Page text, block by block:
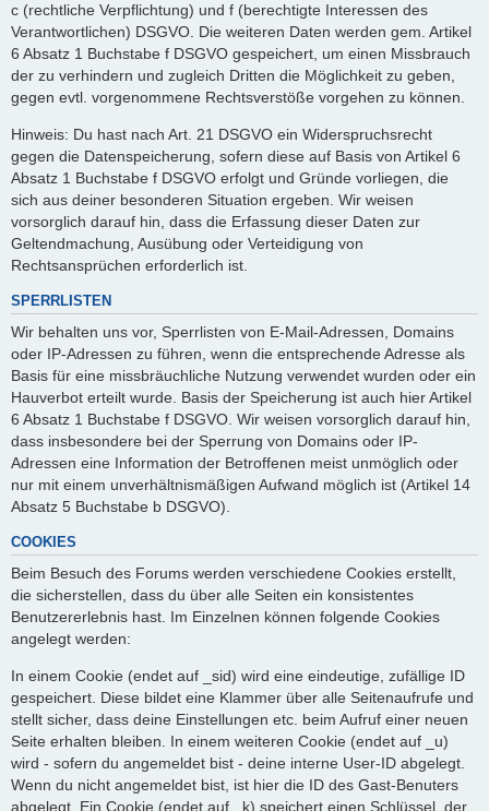
c (rechtliche Verpflichtung) und f (berechtigte Interessen des
Verantwortlichen) DSGVO. Die weiteren Daten werden gem. Artikel
6 Absatz 1 Buchstabe f DSGVO gespeichert, um einen Missbrauch
der zu verhindern und zugleich Dritten die Möglichkeit zu geben,
gegen evtl. vorgenommene Rechtsverstöße vorgehen zu können.
Hinweis: Du hast nach Art. 21 DSGVO ein Widerspruchsrecht
gegen die Datenspeicherung, sofern diese auf Basis von Artikel 6
Absatz 1 Buchstabe f DSGVO erfolgt und Gründe vorliegen, die
sich aus deiner besonderen Situation ergeben. Wir weisen
vorsorglich darauf hin, dass die Erfassung dieser Daten zur
Geltendmachung, Ausübung oder Verteidigung von
Rechtsansprüchen erforderlich ist.
SPERRLISTEN
Wir behalten uns vor, Sperrlisten von E-Mail-Adressen, Domains
oder IP-Adressen zu führen, wenn die entsprechende Adresse als
Basis für eine missbräuchliche Nutzung verwendet wurden oder ein
Hauverbot erteilt wurde. Basis der Speicherung ist auch hier Artikel
6 Absatz 1 Buchstabe f DSGVO. Wir weisen vorsorglich darauf hin,
dass insbesondere bei der Sperrung von Domains oder IP-
Adressen eine Information der Betroffenen meist unmöglich oder
nur mit einem unverhältnismäßigen Aufwand möglich ist (Artikel 14
Absatz 5 Buchstabe b DSGVO).
COOKIES
Beim Besuch des Forums werden verschiedene Cookies erstellt,
die sicherstellen, dass du über alle Seiten ein konsistentes
Benutzererlebnis hast. Im Einzelnen können folgende Cookies
angelegt werden:
In einem Cookie (endet auf _sid) wird eine eindeutige, zufällige ID
gespeichert. Diese bildet eine Klammer über alle Seitenaufrufe und
stellt sicher, dass deine Einstellungen etc. beim Aufruf einer neuen
Seite erhalten bleiben. In einem weiteren Cookie (endet auf _u)
wird - sofern du angemeldet bist - deine interne User-ID abgelegt.
Wenn du nicht angemeldet bist, ist hier die ID des Gast-Benuters
abgelegt. Ein Cookie (endet auf _k) speichert einen Schlüssel, der